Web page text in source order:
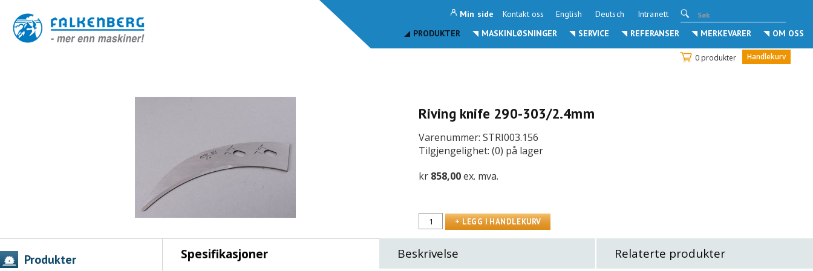
English Deutsch Intranett
Kontakt oss
Min side
PRODUKTER
MASKINLØSNINGER SERVICE REFERANSER MERKEVARER OM OSS
0 produkter Handlekurv
Riving knife 290-303/2.4mm
Varenummer: STRI003.156
Tilgjengelighet: (0) på lager
kr 858,00ex. mva.
Produkter Spesifikasjoner Beskrivelse Relaterte produkter